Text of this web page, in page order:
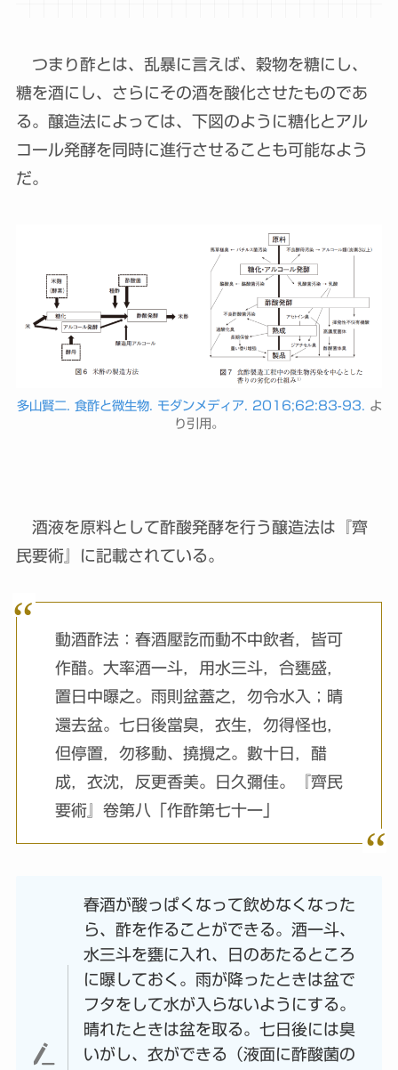
つまり酢とは、乱暴に言えば、穀物を糖にし、
糖を酒にし、さらにその酒を酸化させたものであ
る。醸造法によっては、下図のように糖化とアル
コール発酵を同時に進行させることも可能なよう
だ。
多山賢二. 食酢と微生物. モダンメディア. 2016;62:83-93. よ
り引用。
酒液を原料として酢酸発酵を行う醸造法は『齊
民要術』に記載されている。
動酒酢法：春酒壓訖而動不中飲者，皆可
作醋。大率酒一斗，用水三斗，合甕盛，
置日中曝之。雨則盆蓋之，勿令水入；晴
還去盆。七日後當臭，衣生，勿得怪也，
但停置，勿移動、撓攪之。數十日，醋
成，衣沈，反更香美。日久彌佳。『齊民
要術』卷第八「作酢第七十一」
春酒が酸っぱくなって飲めなくなった
ら、酢を作ることができる。酒一斗、
水三斗を甕に入れ、日のあたるところ
に曝しておく。雨が降ったときは盆で
フタをして水が入らないようにする。
晴れたときは盆を取る。七日後には臭
いがし、衣ができる（液面に酢酸菌の